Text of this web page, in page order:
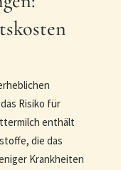
Risiko für
enthält
die das
Krankheiten